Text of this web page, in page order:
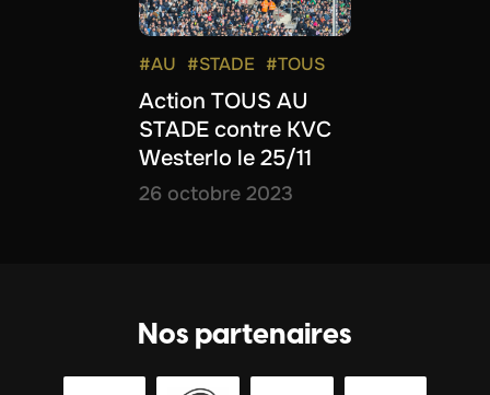
#AU #STADE #TOUS
Action TOUS AU
STADE contre KVC
Westerlo le 25/11
26 octobre 2023
Nos partenaires